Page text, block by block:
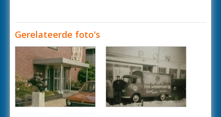
Gerelateerde foto's